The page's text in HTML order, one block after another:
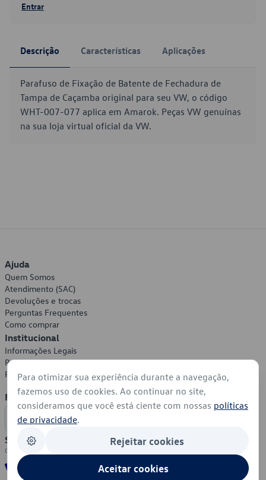
Entrar
Descrição Características Aplicações
Parafuso de Fixação de Batente de Fechadura de
Tampa de Caçamba original para seu VW, o código
WHT-007-077 aplica em Amarok. Peças VW genuínas
na sua loja virtual oficial da VW.
Ajuda
Quem Somos
Atendimento (SAC)
Devoluções e trocas
Perguntas Frequentes
Como comprar
Institucional
Informações Legais
Política de Privacidade
Política de Cookies
Formas de Pagamento
Segurança
Para otimizar sua experiência durante a navegação,
fazemos uso de cookies. Ao continuar no site,
consideramos que você está ciente com nossas políticas
de privacidade.
Rejeitar cookies
Aceitar cookies